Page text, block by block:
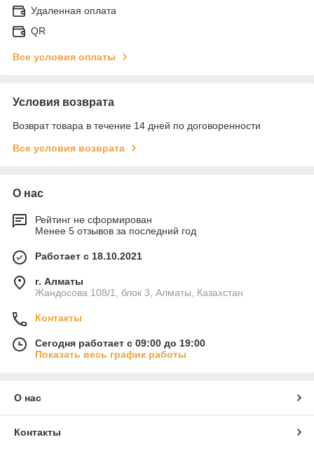
Удаленная оплата
QR
Все условия оплаты
Условия возврата
Возврат товара в течение 14 дней по договоренности
Все условия возврата
О нас
Рейтинг не сформирован
Менее 5 отзывов за последний год
Работает с 18.10.2021
г. Алматы
Жандосова 108/1, блок 3, Алматы, Казахстан
Контакты
Сегодня работает с 09:00 до 19:00
Показать весь график работы
О нас
Контакты